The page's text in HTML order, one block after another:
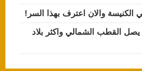
يصل القطب الشمالي واكثر بلاد